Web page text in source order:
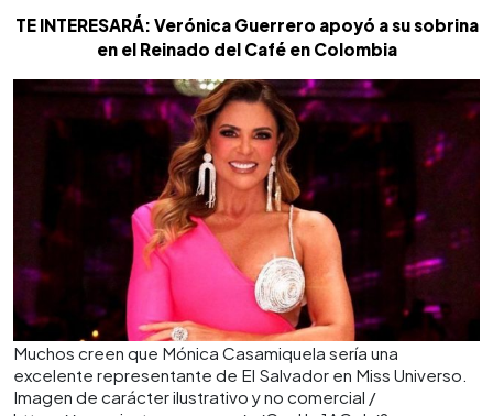
TE INTERESARÁ: Verónica Guerrero apoyó a su sobrina
en el Reinado del Café en Colombia
Muchos creen que Mónica Casamiquela sería una
excelente representante de El Salvador en Miss Universo.
Imagen de carácter ilustrativo y no comercial /